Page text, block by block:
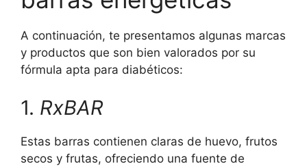
A continuación, te presentamos algunas marcas
y productos que son bien valorados por su
fórmula apta para diabéticos:
1. RxBAR
Estas barras contienen claras de huevo, frutos
secos y frutas, ofreciendo una fuente de